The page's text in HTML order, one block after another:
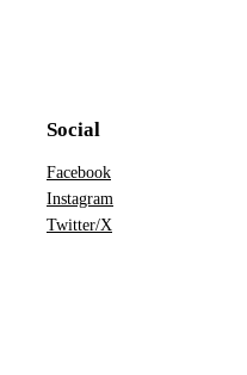
Social
Facebook
Instagram
Twitter/X